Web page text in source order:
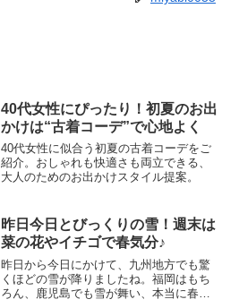
40代女性にぴったり！初夏のお出
かけは“古着コーデ”で心地よく
40代女性に似合う初夏の古着コーデをご
紹介。おしゃれも快適さも両立できる、
大人のためのお出かけスタイル提案。
昨日今日とびっくりの雪！週末は
菜の花やイチゴで春気分♪
昨日から今日にかけて、九州地方でも驚
くほどの雪が降りましたね。福岡はもち
ろん、鹿児島でも雪が舞い、本当に春な